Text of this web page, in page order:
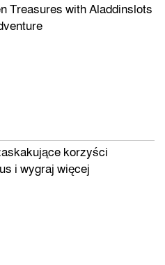
Treasures with Aladdinslots
korzyści
i wygraj więcej